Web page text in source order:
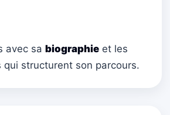
avec sa biographie et les
qui structurent son parcours.